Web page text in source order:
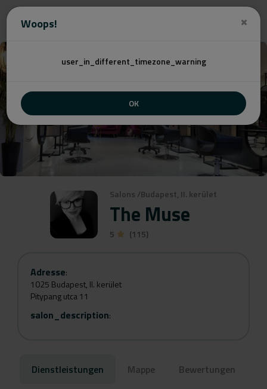
Woops!
user_in_different_timezone_warning
OK
Salons /Budapest, II. kerület
The Muse
5 (115)
Adresse:
1025 Budapest, II. kerület
Pitypang utca 11
salon_description:
Dienstleistungen Mappe Bewertungen